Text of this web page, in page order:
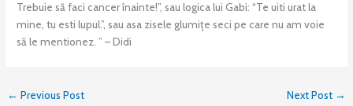
Trebuie să faci cancer înainte!”, sau logica lui Gabi: “Te uiti urat la
mine, tu esti lupul.”, sau asa zisele glumițe seci pe care nu am voie
să le mentionez. ” – Didi
← Previous Post Next Post →